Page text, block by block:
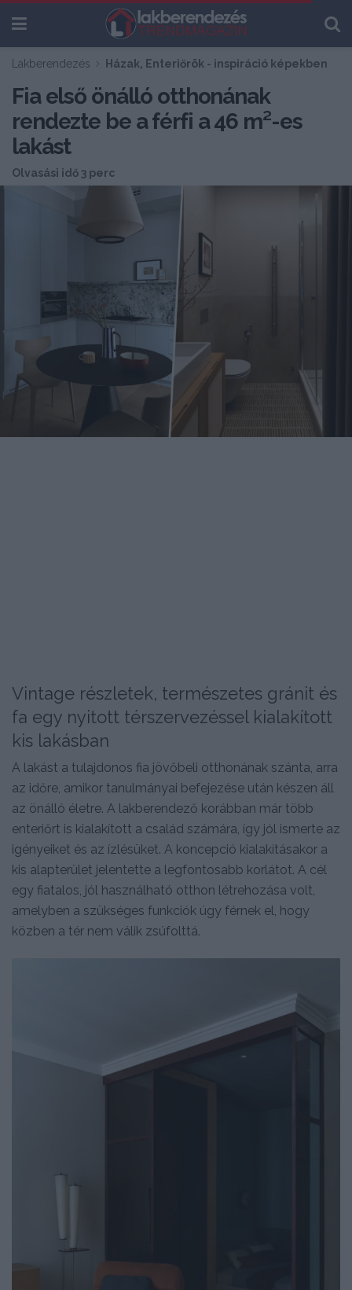
Lakberendezés Házak, Enteriőrök - inspiráció képekben
Fia első önálló otthonának
rendezte be a férfi a 46 m²-es
lakást
Olvasási idő 3 perc
Vintage részletek, természetes gránit és
fa egy nyitott térszervezéssel kialakított
kis lakásban
A lakást a tulajdonos fia jövőbeli otthonának szánta, arra
az időre, amikor tanulmányai befejezése után készen áll
az önálló életre. A lakberendező korábban már több
enteriőrt is kialakított a család számára, így jól ismerte az
igényeiket és az ízlésüket. A koncepció kialakításakor a
kis alapterület jelentette a legfontosabb korlátot. A cél
egy fiatalos, jól használható otthon létrehozása volt,
amelyben a szükséges funkciók úgy férnek el, hogy
közben a tér nem válik zsúfolttá.